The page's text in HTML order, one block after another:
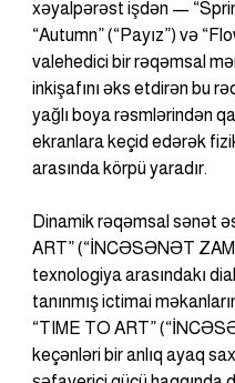
xəyalpərəst işdən —
“Autumn” (“Payız”) və
valehedici bir rəqəmsal
inkişafını əks etdirən bu
yağlı boya rəsmlərindən
ekranlara keçid edərək
arasında körpü yaradır.
Dinamik rəqəmsal sənət
ART” (“İNCƏSƏNƏT
texnologiya arasındakı
tanınmış ictimai
“TIME TO ART”
keçənləri bir anlıq ayaq